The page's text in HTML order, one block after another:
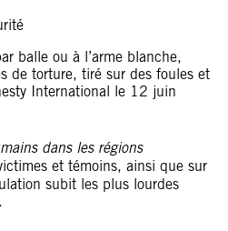
balle ou à l’arme blanche,
de torture, tiré sur des foules et
International le 12 juin
dans les régions
et témoins, ainsi que sur
subit les plus lourdes